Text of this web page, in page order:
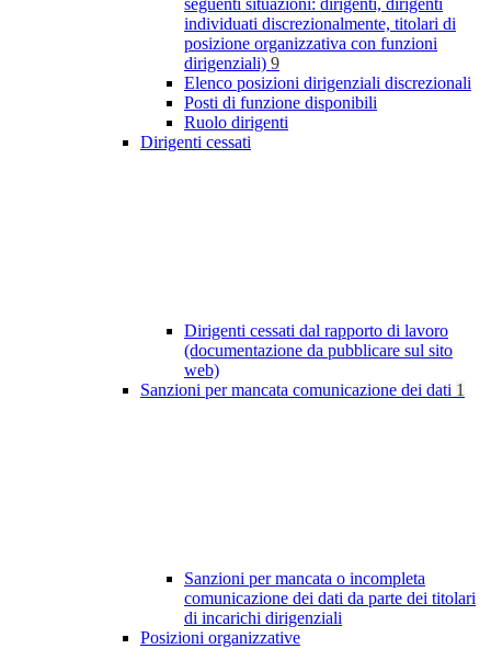
seguenti situazioni: dirigenti, dirigenti
individuati discrezionalmente, titolari di
posizione organizzativa con funzioni
dirigenziali) 9
Elenco posizioni dirigenziali discrezionali
Posti di funzione disponibili
Ruolo dirigenti
Dirigenti cessati
Dirigenti cessati dal rapporto di lavoro
(documentazione da pubblicare sul sito
web)
Sanzioni per mancata comunicazione dei dati 1
Sanzioni per mancata o incompleta
comunicazione dei dati da parte dei titolari
di incarichi dirigenziali
Posizioni organizzative